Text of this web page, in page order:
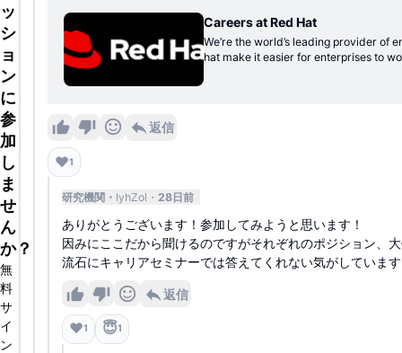
ッ
シ
ョ
ン
に
参
加
し
ま
せ
ん
か？
無
料
サ
イ
ン
Careers at Red Hat
We’re the world’s leading provider
hat make it easier for enterprises to
返信
❤️1
研究機関 IyhZol 28日前
ありがとうございます！参加してみようと思います！
因みにここだから聞けるのですがそれぞれのポジション、
流石にキャリアセミナーでは答えてくれない気がしています
返信
❤️1 😇1